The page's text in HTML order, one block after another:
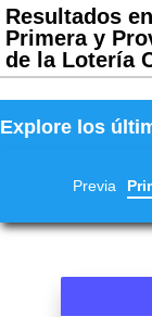
Resultados
Primera y
de la Lotería
Explore los
Previa